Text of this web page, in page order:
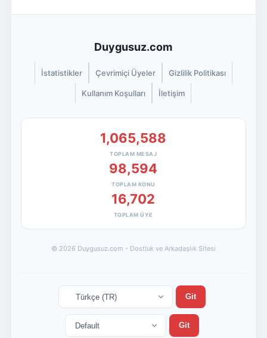
Duygusuz.com
İstatistikler Çevrimiçi Üyeler Gizlilik Politikası
Kullanım Koşulları İletişim
1,065,588
TOPLAM MESAJ
98,594
TOPLAM KONU
16,702
TOPLAM ÜYE
© 2026 Duygusuz.com - Dostluk ve Arkadaşlık Sitesi